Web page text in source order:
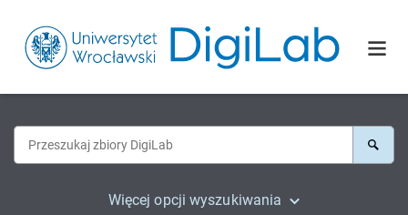
Więcej opcji wyszukiwania